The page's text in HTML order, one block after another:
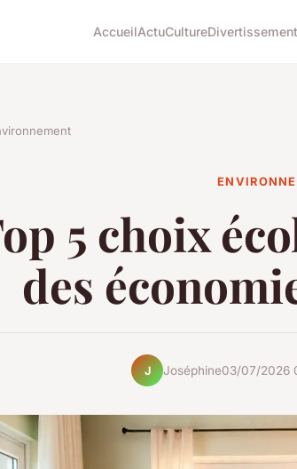
AccueilActuCultureDivertissement
5 choix
des
J Joséphine03/07/2026